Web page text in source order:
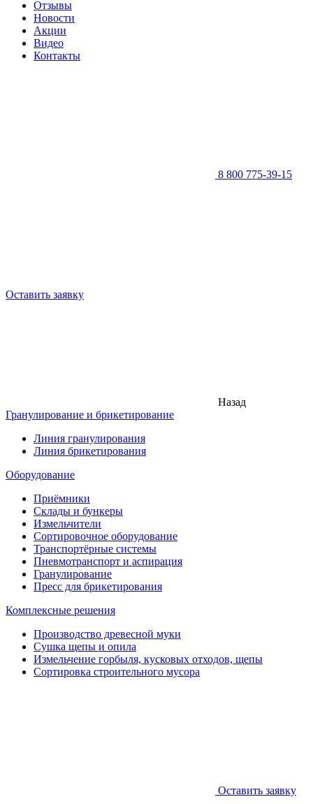
Отзывы
Новости
Акции
Видео
Контакты
8 800 775-39-15
Оставить заявку
Назад
Гранулирование и брикетирование
Линия гранулирования
Линия брикетирования
Оборудование
Приёмники
Склады и бункеры
Измельчители
Сортировочное оборудование
Транспортёрные системы
Пневмотранспорт и аспирация
Гранулирование
Пресс для брикетирования
Комплексные решения
Производство древесной муки
Сушка щепы и опила
Измельчение горбыля, кусковых отходов, щепы
Сортировка строительного мусора
Оставить заявку